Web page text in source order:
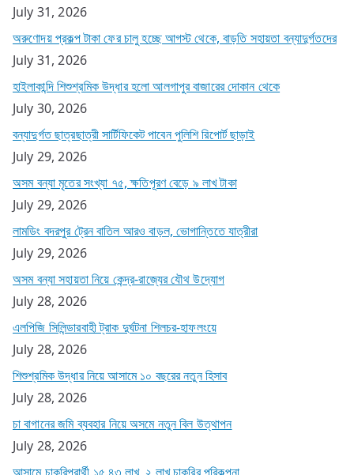
July 31, 2026
অরুণোদয় প্রকল্প টাকা ফের চালু হচ্ছে আগস্ট থেকে, বাড়তি সহায়তা বন্যাদুর্গতদের
July 31, 2026
হাইলাকান্দি শিশুশ্রমিক উদ্ধার হলো আলগাপুর বাজারের দোকান থেকে
July 30, 2026
বন্যাদুর্গত ছাত্রছাত্রী সার্টিফিকেট পাবেন পুলিশি রিপোর্ট ছাড়াই
July 29, 2026
অসম বন্যা মৃতের সংখ্যা ৭৫, ক্ষতিপূরণ বেড়ে ৯ লাখ টাকা
July 29, 2026
লামডিং বদরপুর ট্রেন বাতিল আরও বাড়ল, ভোগান্তিতে যাত্রীরা
July 29, 2026
অসম বন্যা সহায়তা নিয়ে কেন্দ্র-রাজ্যের যৌথ উদ্যোগ
July 28, 2026
এলপিজি সিলিন্ডারবাহী ট্রাক দুর্ঘটনা শিলচর-হাফলংয়ে
July 28, 2026
শিশুশ্রমিক উদ্ধার নিয়ে আসামে ১০ বছরের নতুন হিসাব
July 28, 2026
চা বাগানের জমি ব্যবহার নিয়ে অসমে নতুন বিল উত্থাপন
July 28, 2026